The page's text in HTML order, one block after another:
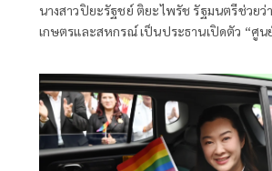
ดิจิทัล
นางสาวปิยะรัฐชย์ ติยะไพรัช รัฐมนตรีช่วยว่
เกษตรและสหกรณ์ เป็นประธานเปิดตัว “ศูน
ระดับภาคสหกรณ์ไทยสู่ยุคดิจิทัล เชื่อมโยงข้อ
การบัญชีอย่างเป็นระบบ